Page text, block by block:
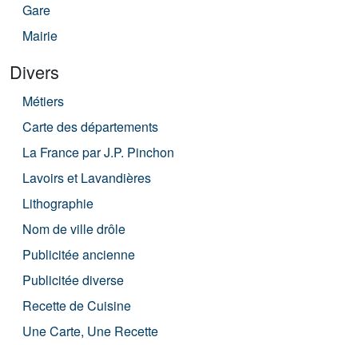
Gare
Mairie
Divers
Métiers
Carte des départements
La France par J.P. Pinchon
Lavoirs et Lavandières
Lithographie
Nom de ville drôle
Publicitée ancienne
Publicitée diverse
Recette de Cuisine
Une Carte, Une Recette